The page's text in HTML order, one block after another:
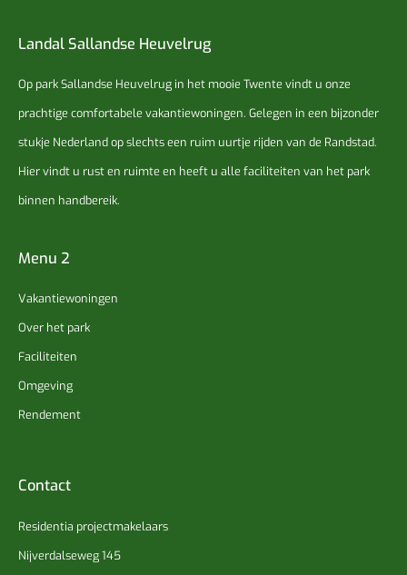
Landal Sallandse Heuvelrug
Op park Sallandse Heuvelrug in het mooie Twente vindt u onze
prachtige comfortabele vakantiewoningen. Gelegen in een bijzonder
stukje Nederland op slechts een ruim uurtje rijden van de Randstad.
Hier vindt u rust en ruimte en heeft u alle faciliteiten van het park
binnen handbereik.
Menu 2
Vakantiewoningen
Over het park
Faciliteiten
Omgeving
Rendement
Contact
Residentia projectmakelaars
Nijverdalseweg 145